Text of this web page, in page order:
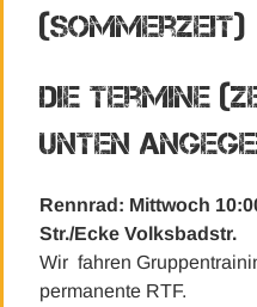
(Sommerzeit)
Die Termine
unten
Rennrad: Mittwoch
Str./Ecke Volksbadstr.
Wir fahren
permanente RTF.